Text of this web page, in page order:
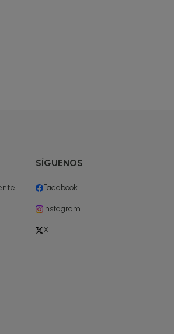
SÍGUENOS
Facebook
Instagram
X